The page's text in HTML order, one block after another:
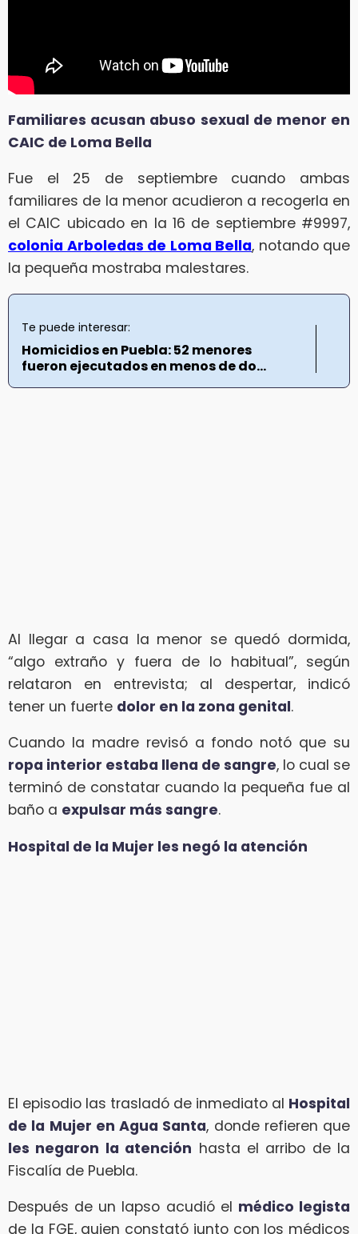
Familiares acusan abuso sexual de menor en
CAIC de Loma Bella
Fue el 25 de septiembre cuando ambas
familiares de la menor acudieron a recogerla en
el CAIC ubicado en la 16 de septiembre #9997,
colonia Arboledas de Loma Bella, notando que
la pequeña mostraba malestares.
Te puede interesar:
Homicidios en Puebla: 52 menores
fueron ejecutados en menos de do...
Al llegar a casa la menor se quedó dormida,
“algo extraño y fuera de lo habitual”, según
relataron en entrevista; al despertar, indicó
tener un fuerte dolor en la zona genital.
Cuando la madre revisó a fondo notó que su
ropa interior estaba llena de sangre, lo cual se
terminó de constatar cuando la pequeña fue al
baño a expulsar más sangre.
Hospital de la Mujer les negó la atención
El episodio las trasladó de inmediato al Hospital
de la Mujer en Agua Santa, donde refieren que
les negaron la atención hasta el arribo de la
Fiscalía de Puebla.
Después de un lapso acudió el médico legista
de la FGE, quien constató junto con los médicos